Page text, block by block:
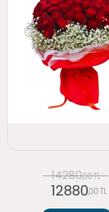
14280,00 TL
12880,00 TL